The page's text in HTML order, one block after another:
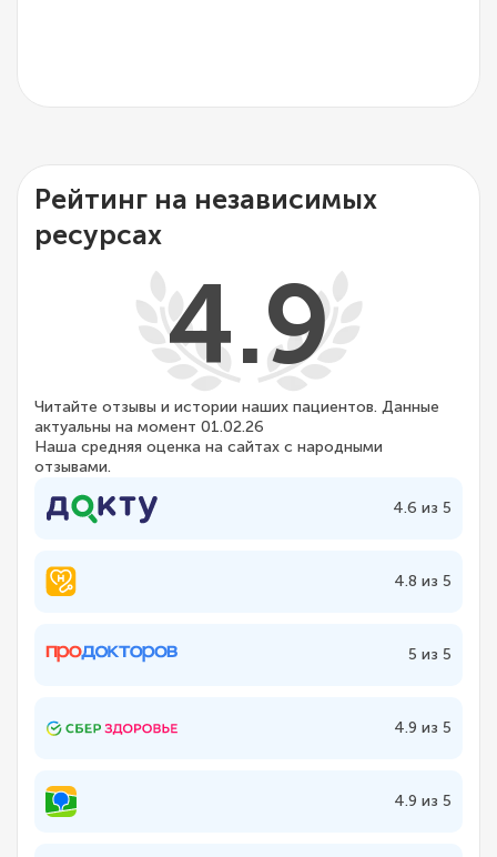
Рейтинг на независимых
ресурсах
4.9
Читайте отзывы и истории наших пациентов. Данные
актуальны на момент 01.02.26
Наша средняя оценка на сайтах с народными
отзывами.
4.6 из 5
4.8 из 5
5 из 5
4.9 из 5
4.9 из 5